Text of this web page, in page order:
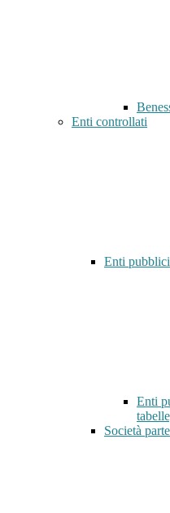
Enti controllati
Enti
Enti
Società